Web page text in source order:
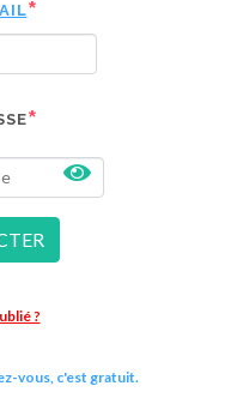
?
vous, c'est gratuit.